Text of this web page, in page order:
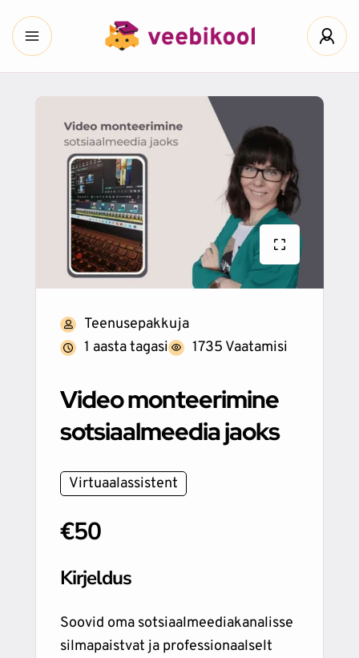
Teenusepakkuja
1 aasta tagasi
1735 Vaatamisi
Video monteerimine
sotsiaalmeedia jaoks
Virtuaalassistent
€50
Kirjeldus
Soovid oma sotsiaalmeediakanalisse
silmapaistvat ja professionaalselt